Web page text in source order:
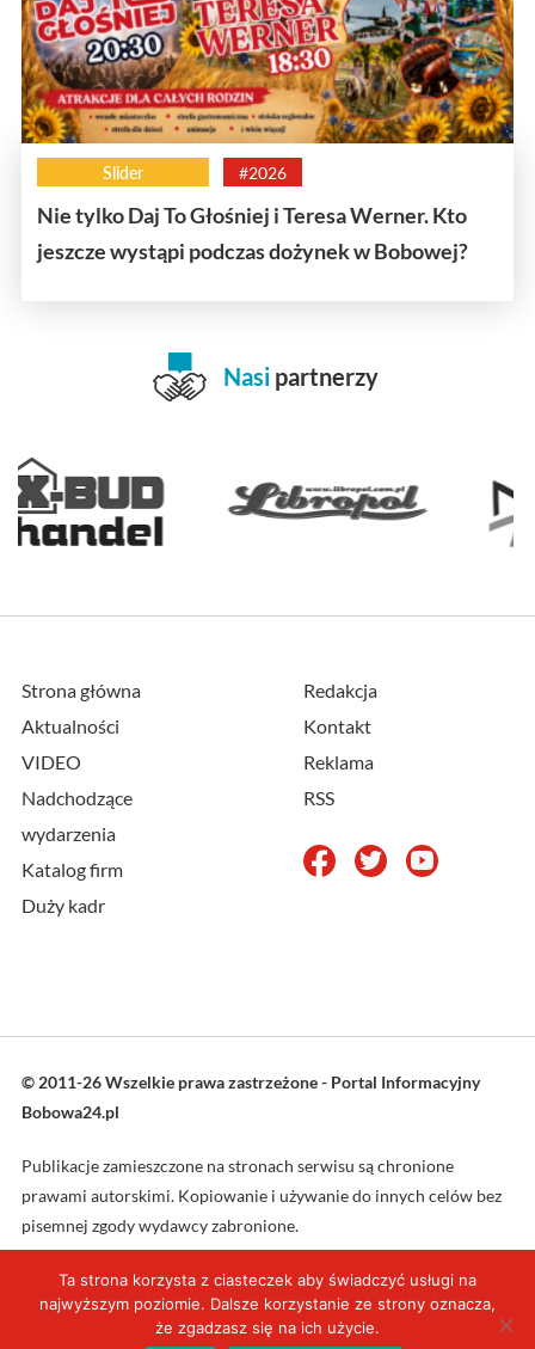
Slider #2026
Nie tylko Daj To Głośniej i Teresa Werner. Kto
jeszcze wystąpi podczas dożynek w Bobowej?
Nasi partnerzy
Strona główna
Aktualności
VIDEO
Nadchodzące
wydarzenia
Katalog firm
Duży kadr
Redakcja
Kontakt
Reklama
RSS
© 2011-26 Wszelkie prawa zastrzeżone - Portal Informacyjny
Bobowa24.pl
Publikacje zamieszczone na stronach serwisu są chronione
prawami autorskimi. Kopiowanie i używanie do innych celów bez
pisemnej zgody wydawcy zabronione.
Projekt oraz wykonanie: L4web.pl
Ta strona korzysta z ciasteczek aby świadczyć usługi na
najwyższym poziomie. Dalsze korzystanie ze strony oznacza,
że zgadzasz się na ich użycie.